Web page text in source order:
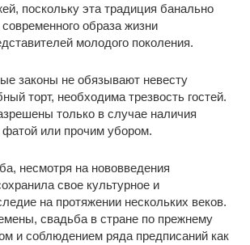
поскольку эта традиция банально
образа жизни
молодого поколения.
законы не обязывают невесту
торт, необходима трезвость гостей.
только в случае наличия
фатой или прочим убором.
несмотря на нововведения
свое культурное и
на протяжении нескольких веков.
свадьба в стране по прежнему
и соблюдением ряда предписаний как